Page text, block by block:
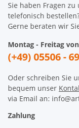
Sie haben Fragen
telefonisch
Gerne beraten wir
Montag - Freitag
(+49) 05506 -
Oder schreiben Sie
bequem unser
via Email an:
Zahlung